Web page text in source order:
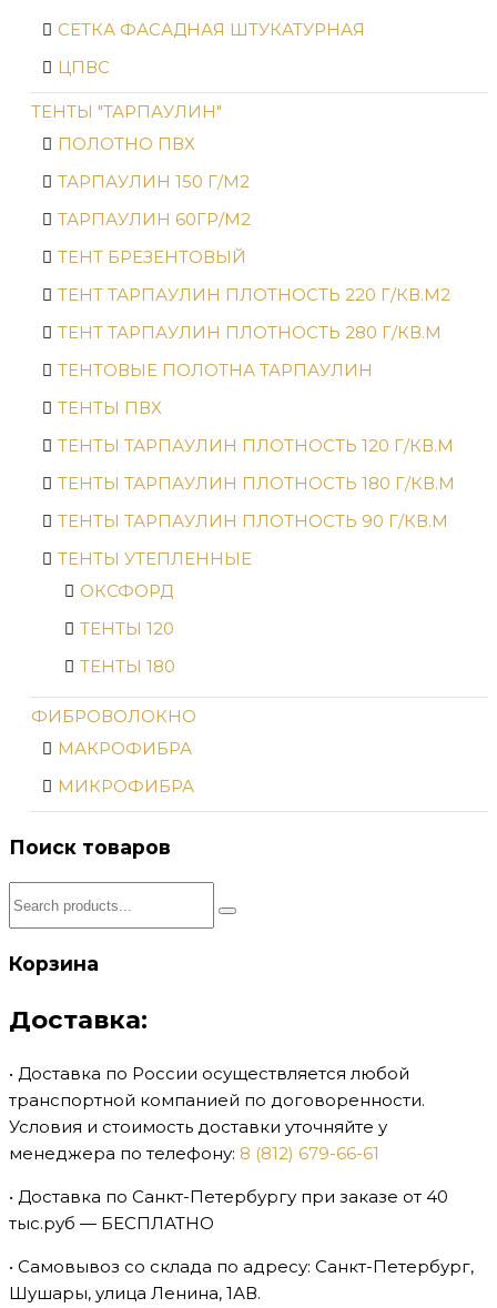
СЕТКА ФАСАДНАЯ ШТУКАТУРНАЯ
ЦПВС
ТЕНТЫ "ТАРПАУЛИН"
ПОЛОТНО ПВХ
ТАРПАУЛИН 150 Г/М2
ТАРПАУЛИН 60ГР/М2
ТЕНТ БРЕЗЕНТОВЫЙ
ТЕНТ ТАРПАУЛИН ПЛОТНОСТЬ 220 Г/КВ.М2
ТЕНТ ТАРПАУЛИН ПЛОТНОСТЬ 280 Г/КВ.М
ТЕНТОВЫЕ ПОЛОТНА ТАРПАУЛИН
ТЕНТЫ ПВХ
ТЕНТЫ ТАРПАУЛИН ПЛОТНОСТЬ 120 Г/КВ.М
ТЕНТЫ ТАРПАУЛИН ПЛОТНОСТЬ 180 Г/КВ.М
ТЕНТЫ ТАРПАУЛИН ПЛОТНОСТЬ 90 Г/КВ.М
ТЕНТЫ УТЕПЛЕННЫЕ
ОКСФОРД
ТЕНТЫ 120
ТЕНТЫ 180
ФИБРОВОЛОКНО
МАКРОФИБРА
МИКРОФИБРА
Поиск товаров
Корзина
Доставка:
• Доставка по России осуществляется любой
транспортной компанией по договоренности.
Условия и стоимость доставки уточняйте у
менеджера по телефону: 8 (812) 679-66-61
• Доставка по Санкт-Петербургу при заказе от 40
тыс.руб — БЕСПЛАТНО
•⁠ ⁠Самовывоз со склада по адресу: Санкт-Петербург,
Шушары, улица Ленина, 1АВ.